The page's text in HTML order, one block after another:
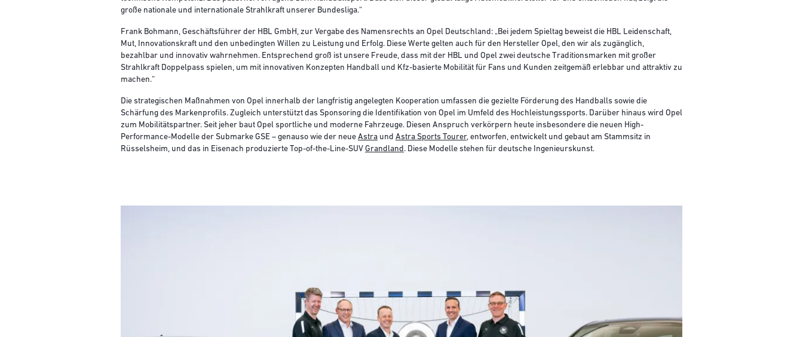
große nationale und internationale Strahlkraft unserer Bundesliga.“
Frank Bohmann, Geschäftsführer der HBL GmbH, zur Vergabe des Namensrechts an Opel Deutschland: „Bei jedem Spieltag beweist die HBL Leidenschaft,
Mut, Innovationskraft und den unbedingten Willen zu Leistung und Erfolg. Diese Werte gelten auch für den Hersteller Opel, den wir als zugänglich,
bezahlbar und innovativ wahrnehmen. Entsprechend groß ist unsere Freude, dass mit der HBL und Opel zwei deutsche Traditionsmarken mit großer
Strahlkraft Doppelpass spielen, um mit innovativen Konzepten Handball und Kfz-basierte Mobilität für Fans und Kunden zeitgemäß erlebbar und attraktiv zu
machen.“
Die strategischen Maßnahmen von Opel innerhalb der langfristig angelegten Kooperation umfassen die gezielte Förderung des Handballs sowie die
Schärfung des Markenprofils. Zugleich unterstützt das Sponsoring die Identifikation von Opel im Umfeld des Hochleistungssports. Darüber hinaus wird Opel
zum Mobilitätspartner. Seit jeher baut Opel sportliche und moderne Fahrzeuge. Diesen Anspruch verkörpern heute insbesondere die neuen High-
Performance-Modelle der Submarke GSE – genauso wie der neue Astra und Astra Sports Tourer, entworfen, entwickelt und gebaut am Stammsitz in
Rüsselsheim, und das in Eisenach produzierte Top-of-the-Line-SUV Grandland. Diese Modelle stehen für deutsche Ingenieurskunst.